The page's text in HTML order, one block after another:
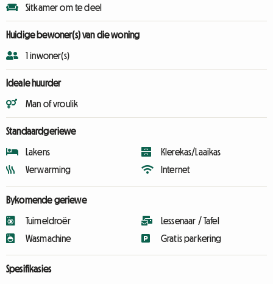
Sitkamer om te deel
Huidige bewoner(s) van die woning
1 inwoner(s)
Ideale huurder
Man of vroulik
Standaardgeriewe
Lakens
Verwarming
Klerekas/Laaikas
Internet
Bykomende geriewe
Tuimeldroër
Wasmachine
Lessenaar / Tafel
Gratis parkering
Spesifikasies